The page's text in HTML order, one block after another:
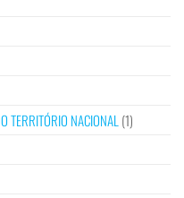
TERRITÓRIO NACIONAL (1)